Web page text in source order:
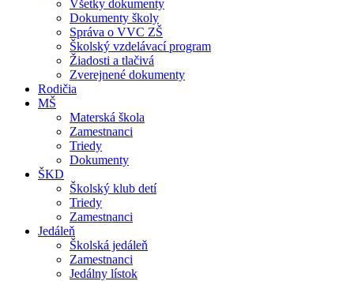
Všetky dokumenty
Dokumenty školy
Správa o VVC ZŠ
Školský vzdelávací program
Žiadosti a tlačivá
Zverejnené dokumenty
Rodičia
MŠ
Materská škola
Zamestnanci
Triedy
Dokumenty
ŠKD
Školský klub detí
Triedy
Zamestnanci
Jedáleň
Školská jedáleň
Zamestnanci
Jedálny lístok